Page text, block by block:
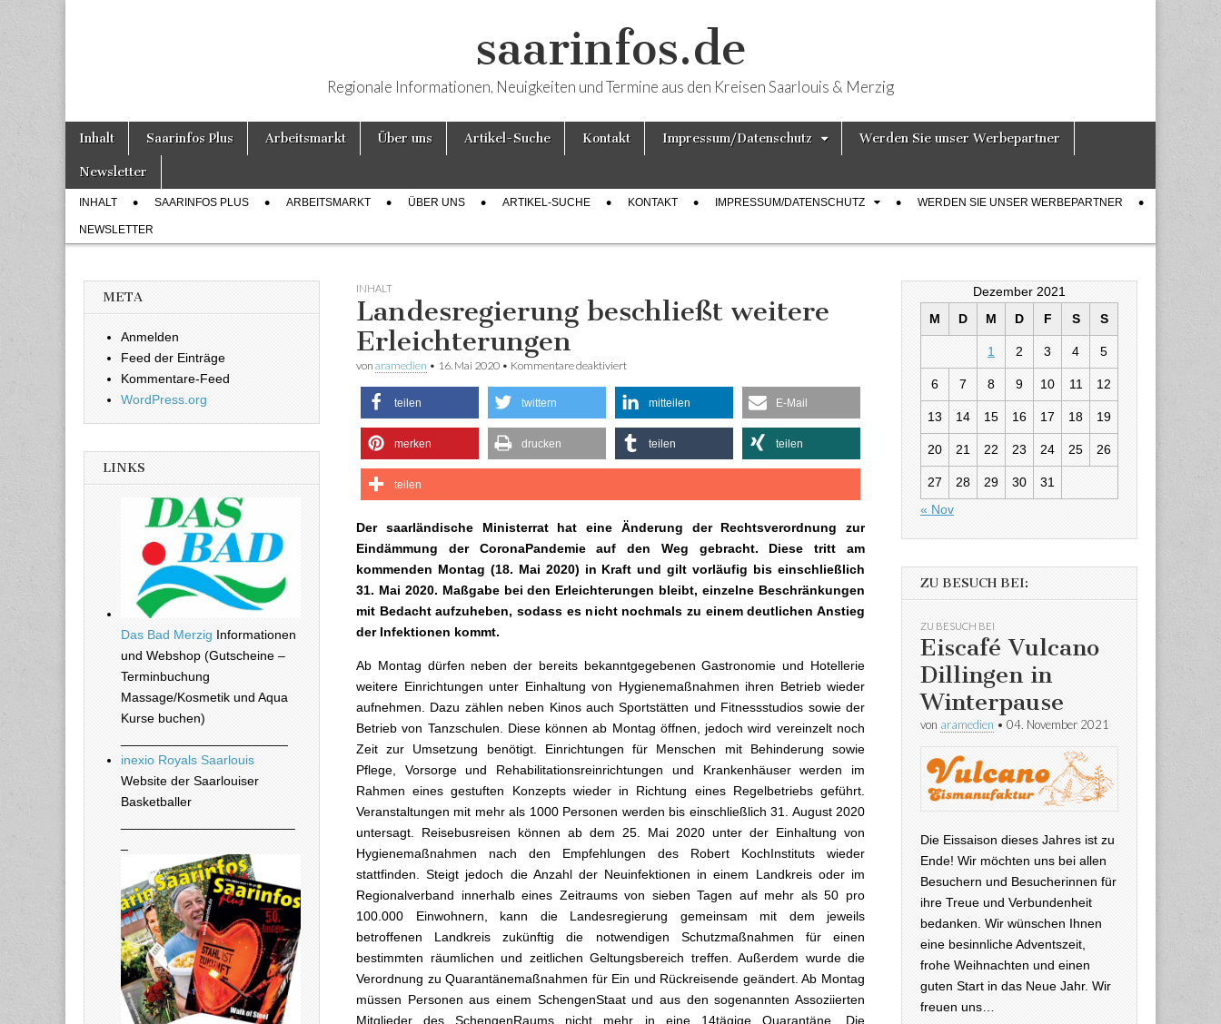
saarinfos.de
Regionale Informationen, Neuigkeiten und Termine aus den Kreisen Saarlouis & Merzig
Hauptmenü
Weiter zum Inhalt
Inhalt Saarinfos Plus Arbeitsmarkt Über uns Artikel-Suche Kontakt Impressum/Datenschutz Werden Sie unser Werbepartner
Newsletter
Untermenü
INHALT SAARINFOS PLUS ARBEITSMARKT ÜBER UNS ARTIKEL-SUCHE KONTAKT IMPRESSUM/DATENSCHUTZ WERDEN SIE UNSER WERBEPARTNER
NEWSLETTER
INHALT
Landesregierung beschließt weitere
Erleichterungen
von aramedien • 16. Mai 2020 • Kommentare deaktiviert
teilen twittern mitteilen E-Mail
merken drucken teilen teilen
teilen
Der saarländische Ministerrat hat eine Änderung der Rechtsverordnung zur
Eindämmung der CoronaPandemie auf den Weg gebracht. Diese tritt am
kommenden Montag (18. Mai 2020) in Kraft und gilt vorläufig bis einschließlich
31. Mai 2020. Maßgabe bei den Erleichterungen bleibt, einzelne Beschränkungen
mit Bedacht aufzuheben, sodass es nicht nochmals zu einem deutlichen Anstieg
der Infektionen kommt.
Ab Montag dürfen neben der bereits bekanntgegebenen Gastronomie und Hotellerie
weitere Einrichtungen unter Einhaltung von Hygienemaßnahmen ihren Betrieb wieder
aufnehmen. Dazu zählen neben Kinos auch Sportstätten und Fitnessstudios sowie der
Betrieb von Tanzschulen. Diese können ab Montag öffnen, jedoch wird vereinzelt noch
Zeit zur Umsetzung benötigt. Einrichtungen für Menschen mit Behinderung sowie
Pflege, Vorsorge und Rehabilitationsreinrichtungen und Krankenhäuser werden im
Rahmen eines gestuften Konzepts wieder in Richtung eines Regelbetriebs geführt.
Veranstaltungen mit mehr als 1000 Personen werden bis einschließlich 31. August 2020
untersagt. Reisebusreisen können ab dem 25. Mai 2020 unter der Einhaltung von
Hygienemaßnahmen nach den Empfehlungen des Robert KochInstituts wieder
stattfinden. Steigt jedoch die Anzahl der Neuinfektionen in einem Landkreis oder im
Regionalverband innerhalb eines Zeitraums von sieben Tagen auf mehr als 50 pro
100.000 Einwohnern, kann die Landesregierung gemeinsam mit dem jeweils
betroffenen Landkreis zukünftig die notwendigen Schutzmaßnahmen für einen
bestimmten räumlichen und zeitlichen Geltungsbereich treffen. Außerdem wurde die
Verordnung zu Quarantänemaßnahmen für Ein und Rückreisende geändert. Ab Montag
müssen Personen aus einem SchengenStaat und aus den sogenannten Assoziierten
Mitglieder des SchengenRaums nicht mehr in eine 14tägige Quarantäne. Die
META
Anmelden
Feed der Einträge
Kommentare-Feed
WordPress.org
LINKS
Das Bad Merzig Informationen
und Webshop (Gutscheine –
Terminbuchung
Massage/Kosmetik und Aqua
Kurse buchen)
inexio Royals Saarlouis
Website der Saarlouiser
Basketballer
Dezember 2021
M
D M D F S S
1 2 3 4 5
6 7 8 9 10 11 12
13 14 15 16 17 18 19
20 21 22 23 24 25 26
27 28 29 30
31
« Nov
ZU BESUCH BEI:
ZU BESUCH BEI
Eiscafé Vulcano
Dillingen in
Winterpause
von aramedien • 04. November 2021
Die Eissaison dieses Jahres ist zu
Ende! Wir möchten uns bei allen
Besuchern und Besucherinnen für
ihre Treue und Verbundenheit
bedanken. Wir wünschen Ihnen
eine besinnliche Adventszeit,
frohe Weihnachten und einen
guten Start in das Neue Jahr. Wir
freuen uns…